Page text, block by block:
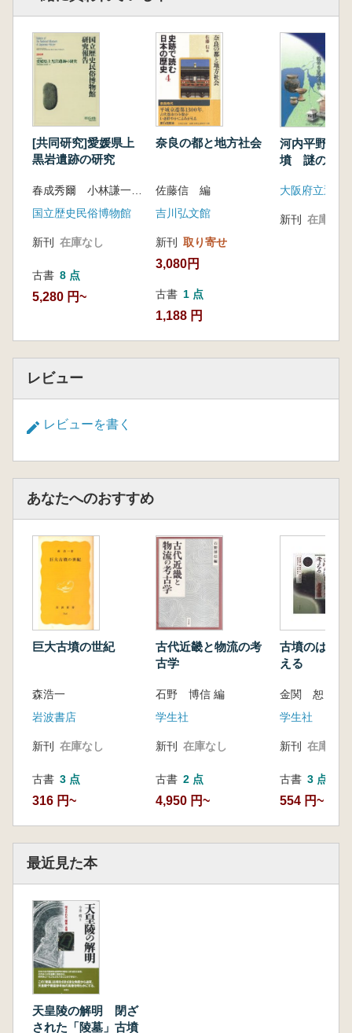
[共同研究]愛媛県上
黒岩遺跡の研究
国立歴史民俗博物館
新刊 在庫なし
古書 8 点
5,280 円~
奈良の都と地方社会
佐藤信 編
吉川弘文館
新刊 取り寄せ
3,080円
古書 1 点
1,188 円
河内平野の
墳 謎の4世
新刊 在庫なし
レビュー
レビューを書く
あなたへのおすすめ
巨大古墳の世紀
森浩一
岩波書店
新刊 在庫なし
古書 3 点
316 円~
古代近畿と物流の考
古学
石野 博信 編
学生社
新刊 在庫なし
古書 2 点
4,950 円~
古墳のはじ
える
金関 恕 (他)
学生社
新刊 在庫なし
古書 3 点
554 円~
最近見た本
天皇陵の解明 閉ざ
された「陵墓」古墳